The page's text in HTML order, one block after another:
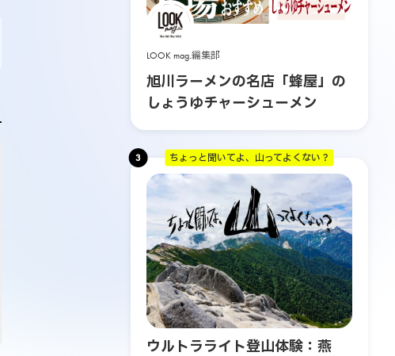
LOOK mag.編集部
旭川ラーメンの名店「蜂屋」の
しょうゆチャーシューメン
3 ちょっと聞いてよ、山ってよくない？
ウルトラライト登山体験：燕